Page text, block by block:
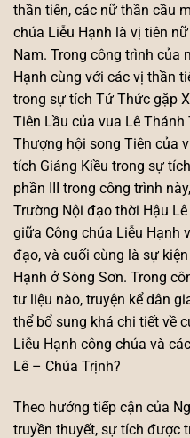
thần tiên, các nữ thần cầu
chúa Liễu Hạnh là vị tiên
Nam. Trong công trình của
Hạnh cùng với các vị thần
trong sự tích Tứ Thức gặp
Tiên Lầu của vua Lê
Thượng hội song Tiên của
tích Giáng Kiều trong sự
phần III trong công trình
Trường Nội đạo thời Hậu
giữa Công chúa Liễu Hạnh
đạo, và cuối cùng là sự
Hạnh ở Sòng Sơn. Trong
tư liệu nào, truyện kể dân
thể bổ sung khá chi tiết về
Liễu Hạnh công chúa và
Lê – Chúa Trịnh?
Theo hướng tiếp cận của
truyền thuyết, sự tích được